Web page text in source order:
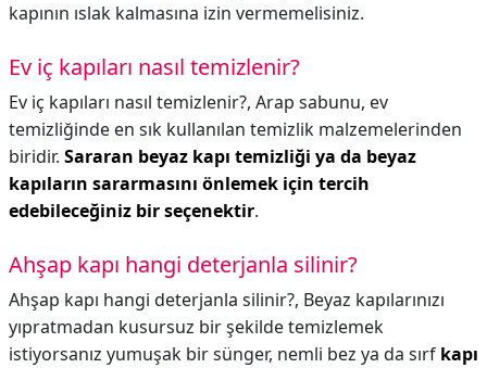
kapının ıslak kalmasına izin vermemelisiniz.
Ev iç kapıları nasıl temizlenir?
Ev iç kapıları nasıl temizlenir?, Arap sabunu, ev
temizliğinde en sık kullanılan temizlik malzemelerinden
biridir. Sararan beyaz kapı temizliği ya da beyaz
kapıların sararmasını önlemek için tercih
edebileceğiniz bir seçenektir.
Ahşap kapı hangi deterjanla silinir?
Ahşap kapı hangi deterjanla silinir?, Beyaz kapılarınızı
yıpratmadan kusursuz bir şekilde temizlemek
istiyorsanız yumuşak bir sünger, nemli bez ya da sırf kapı